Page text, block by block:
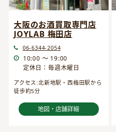
大阪のお酒買取専門店
JOYLAB 梅田店
06-6344-2054
10:00 ～ 19:00
定休日：毎週木曜日
アクセス:北新地駅・西梅田駅から
徒歩約5分
地図・店舗詳細